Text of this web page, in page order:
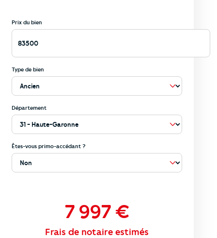
Prix du bien
Type de bien
Département
Êtes-vous primo-accédant ?
7 997€
Frais de notaire estimés